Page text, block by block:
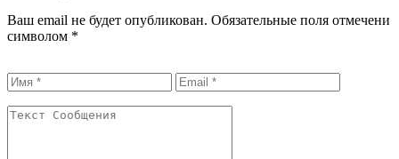
Ваш email не будет опубликован. Обязательные поля отмечени
символом *